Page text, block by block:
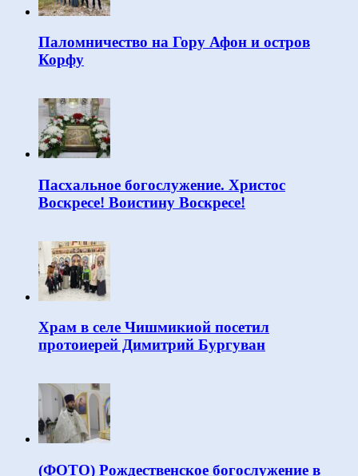
Паломничество на Гору Афон и остров
Корфу
Пасхальное богослужение. Христос
Воскресе! Воистину Воскресе!
Храм в селе Чишмикиой посетил
протоиерей Димитрий Бургуван
(ФОТО) Рождественское богослужение в